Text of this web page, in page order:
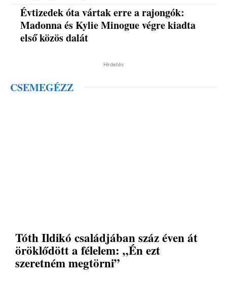
Évtizedek óta vártak erre a rajongók:
Madonna és Kylie Minogue végre kiadta
első közös dalát
Hirdetés
CSEMEGÉZZ
Tóth Ildikó családjában száz éven át
öröklődött a félelem: „Én ezt
szeretném megtörni”